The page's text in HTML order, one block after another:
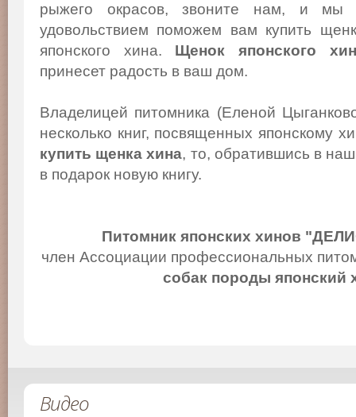
рыжего окрасов, звоните нам, и мы
удовольствием поможем вам купить
японского хина. Щенок японского
принесет радость в ваш дом.
Владелицей питомника (Еленой
несколько книг, посвященных японскому
купить щенка хина, то, обратившись в
в подарок новую книгу.
Питомник японских хинов
член Ассоциации профессиональных
собак породы японский
Видео